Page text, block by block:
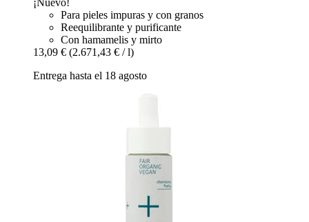
¡Nuevo!
Para pieles impuras y con granos
Reequilibrante y purificante
Con hamamelis y mirto
13,09 € (2.671,43 € / l)
Entrega hasta el 18 agosto